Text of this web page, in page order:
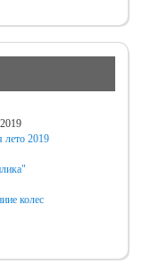
лето 2019
колес